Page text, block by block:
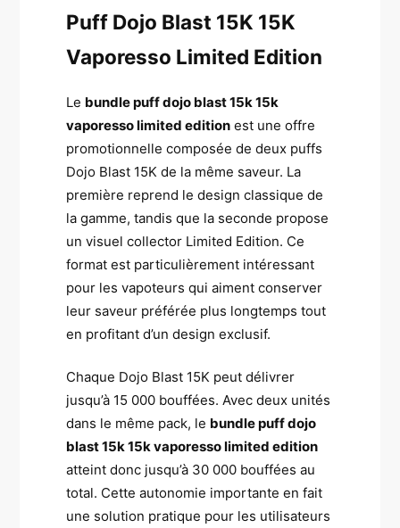
Puff Dojo Blast 15K 15K
Vaporesso Limited Edition
Le bundle puff dojo blast 15k 15k
vaporesso limited edition est une offre
promotionnelle composée de deux puffs
Dojo Blast 15K de la même saveur. La
première reprend le design classique de
la gamme, tandis que la seconde propose
un visuel collector Limited Edition. Ce
format est particulièrement intéressant
pour les vapoteurs qui aiment conserver
leur saveur préférée plus longtemps tout
en profitant d’un design exclusif.
Chaque Dojo Blast 15K peut délivrer
jusqu’à 15 000 bouffées. Avec deux unités
dans le même pack, le bundle puff dojo
blast 15k 15k vaporesso limited edition
atteint donc jusqu’à 30 000 bouffées au
total. Cette autonomie importante en fait
une solution pratique pour les utilisateurs